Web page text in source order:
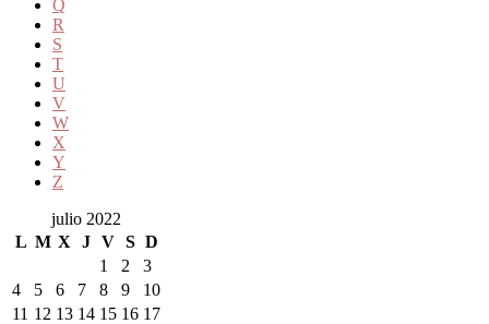
Q
R
S
T
U
V
W
X
Y
Z
julio 2022
L M X J V S D
1
2
3
4
5 6 7 8 9
10
11 12 13 14 15 16 17